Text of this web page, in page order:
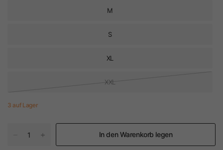
M
S
XL
XXL
3 auf Lager
In den Warenkorb legen